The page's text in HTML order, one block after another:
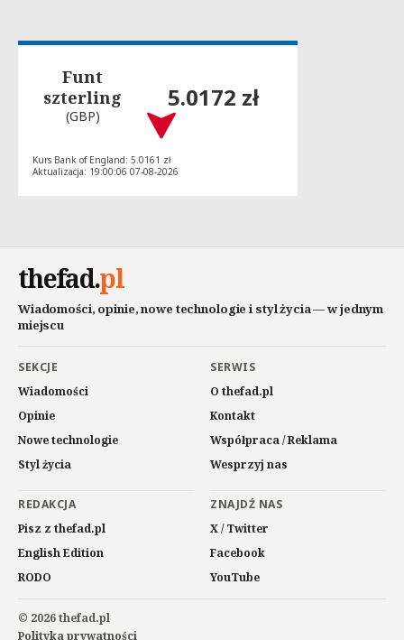
Funt
szterling
(GBP)
5.0172 zł
Kurs Bank of England: 5.0161 zł
Aktualizacja: 19:00:06 07-08-2026
thefad.pl
Wiadomości, opinie, nowe technologie i styl życia — w jednym
miejscu
SEKCJE
Wiadomości
Opinie
Nowe technologie
Styl życia
SERWIS
O thefad.pl
Kontakt
Współpraca / Reklama
Wesprzyj nas
REDAKCJA
Pisz z thefad.pl
English Edition
RODO
ZNAJDŹ NAS
X / Twitter
Facebook
YouTube
© 2026 thefad.pl
Polityka prywatności